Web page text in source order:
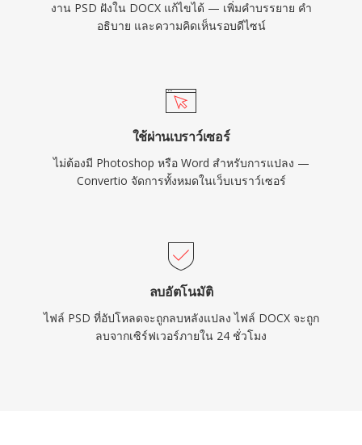
งาน PSD ฝังใน DOCX แก้ไขได้ — เพิ่มคำบรรยาย คำ
อธิบาย และความคิดเห็นรอบดีไซน์
ใช้ผ่านเบราว์เซอร์
ไม่ต้องมี Photoshop หรือ Word สำหรับการแปลง —
Convertio จัดการทั้งหมดในเว็บเบราว์เซอร์
ลบอัตโนมัติ
ไฟล์ PSD ที่อัปโหลดจะถูกลบหลังแปลง ไฟล์ DOCX จะถูก
ลบจากเซิร์ฟเวอร์ภายใน 24 ชั่วโมง